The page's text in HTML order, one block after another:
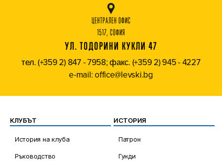
ЦЕНТРАЛЕН ОФИС
1517, СОФИЯ
УЛ. ТОДОРИНИ КУКЛИ 47
тел. (+359 2) 847 - 7958; факс. (+359 2) 945 - 4227
e-mail: office@levski.bg
КЛУБЪТ
История на клуба
Ръководство
ИСТОРИЯ
Патрон
Гунди